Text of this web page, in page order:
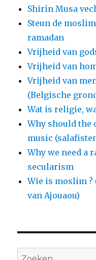
Shirin Musa
Steun de
ramadan
Vrijheid van
Vrijheid van
Vrijheid van
(Belgische
Wat is religie,
Why should the
music
Why we need a
secularism
Wie is moslim ?
van Ajouaou)
Zoeken